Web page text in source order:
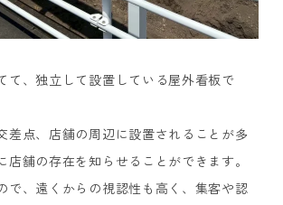
て、独立して設置している屋外看板で
差点、店舗の周辺に設置されることが多
店舗の存在を知らせることができます。
で、遠くからの視認性も高く、集客や認